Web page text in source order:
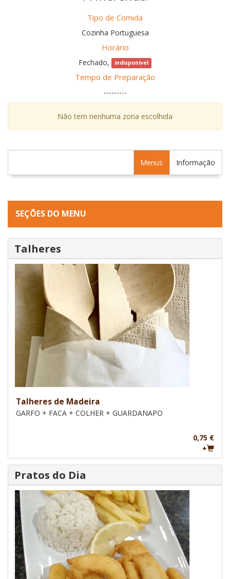
Tipo de Comida
Cozinha Portuguesa
Horário
Fechado, indisponível
Tempo de Preparação
---------
Não tem nenhuma zona escolhida
Menus Informação
SEÇÕES DO MENU
Talheres
Talheres de Madeira
GARFO + FACA + COLHER + GUARDANAPO
0,75 €
+
Pratos do Dia